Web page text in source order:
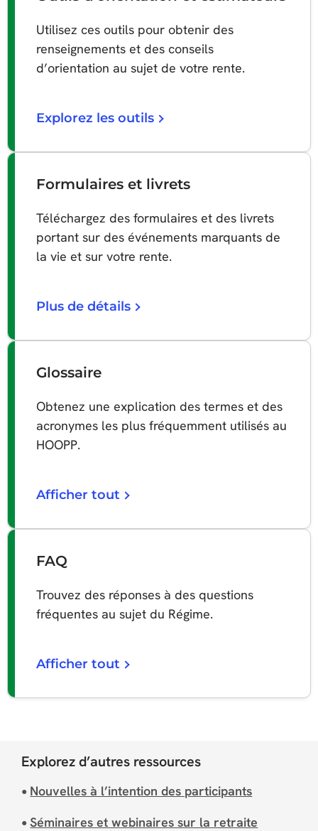
Utilisez ces outils pour obtenir des
renseignements et des conseils
d’orientation au sujet de votre rente.
Explorez les outils
Formulaires et livrets
Téléchargez des formulaires et des livrets
portant sur des événements marquants de
la vie et sur votre rente.
Plus de détails
Glossaire
Obtenez une explication des termes et des
acronymes les plus fréquemment utilisés au
HOOPP.
Afficher tout
FAQ
Trouvez des réponses à des questions
fréquentes au sujet du Régime.
Afficher tout
Explorez d’autres ressources
● Nouvelles à l’intention des participants
●Séminaires et webinaires sur la retraite